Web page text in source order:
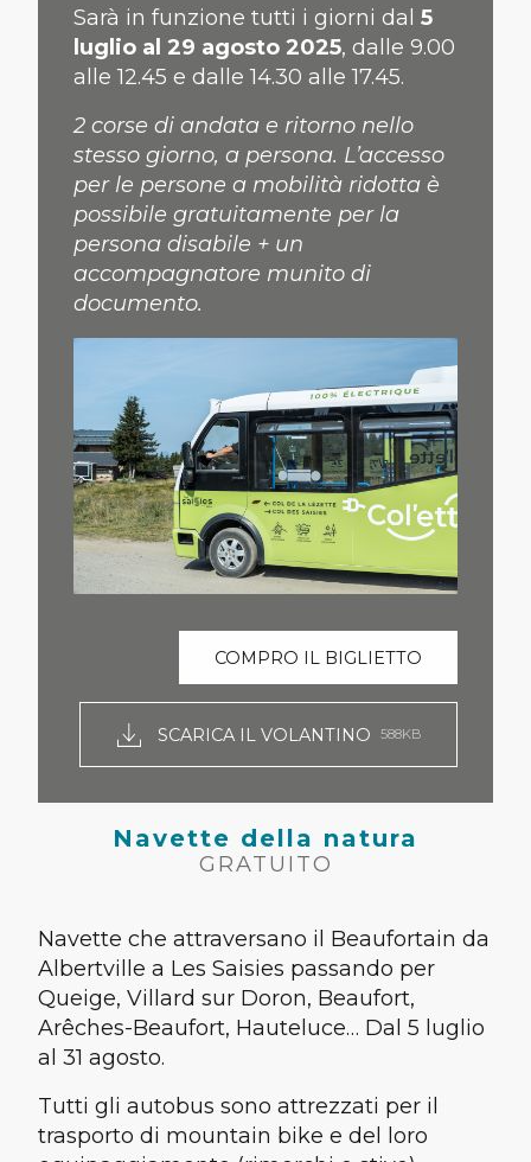
Sarà in funzione tutti i giorni dal 5
luglio al 29 agosto 2025, dalle 9.00
alle 12.45 e dalle 14.30 alle 17.45.
2 corse di andata e ritorno nello
stesso giorno, a persona. L’accesso
per le persone a mobilità ridotta è
possibile gratuitamente per la
persona disabile + un
accompagnatore munito di
documento.
COMPRO IL BIGLIETTO
SCARICA IL VOLANTINO 588KB
Navette della natura
GRATUITO
Navette che attraversano il Beaufortain da
Albertville a Les Saisies passando per
Queige, Villard sur Doron, Beaufort,
Arêches-Beaufort, Hauteluce… Dal 5 luglio
al 31 agosto.
Tutti gli autobus sono attrezzati per il
trasporto di mountain bike e del loro